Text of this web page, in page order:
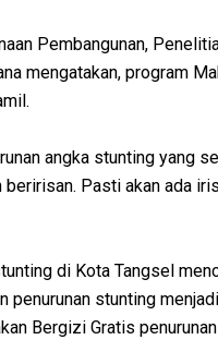
Pembangunan,
mengatakan, program
angka stunting yang
Pasti akan ada
di Kota Tangsel
penurunan stunting
Bergizi Gratis